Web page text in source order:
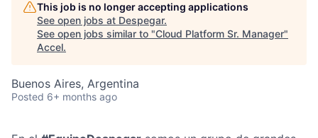
This job is no longer accepting applications
See open jobs at Despegar.
See open jobs similar to "Cloud Platform Sr. Manager"
Accel.
Buenos Aires, Argentina
Posted 6+ months ago